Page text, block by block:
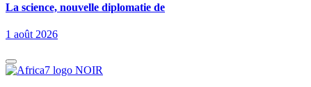
La science, nouvelle diplomatie de
1 août 2026